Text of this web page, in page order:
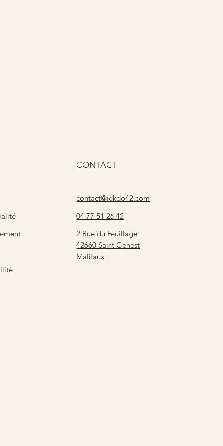
CONTACT
contact@idkdo42.com
04 77 51 26 42
2 Rue du Feuillage
42660 Saint Genest
Malifaux